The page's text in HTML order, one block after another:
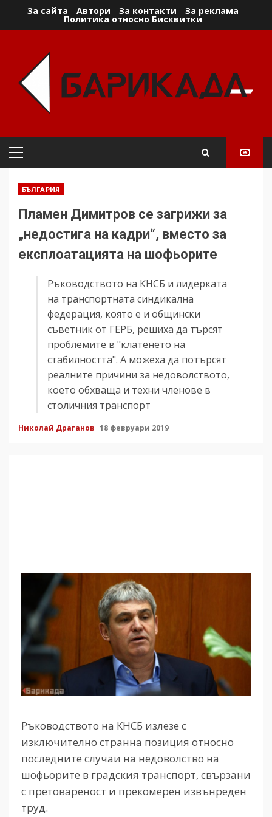
За сайта Автори За контакти За реклама
Политика относно Бисквитки
Primary
БЪЛГАРИЯ
Пламен Димитров се загрижи за
„недостига на кадри“, вместо за
експлоатацията на шофьорите
Ръководството на КНСБ и лидерката
на транспортната синдикална
федерация, която е и общински
съветник от ГЕРБ, решиха да търсят
проблемите в "клатенето на
стабилността". А можеха да потърсят
реалните причини за недоволството,
което обхваща и техни членове в
столичния транспорт
Николай Драганов 18 февруари 2019
Ръководството на КНСБ излезе с
изключително странна позиция относно
последните случаи на недоволство на
шофьорите в градския транспорт, свързани
с претовареност и прекомерен извънреден
труд.